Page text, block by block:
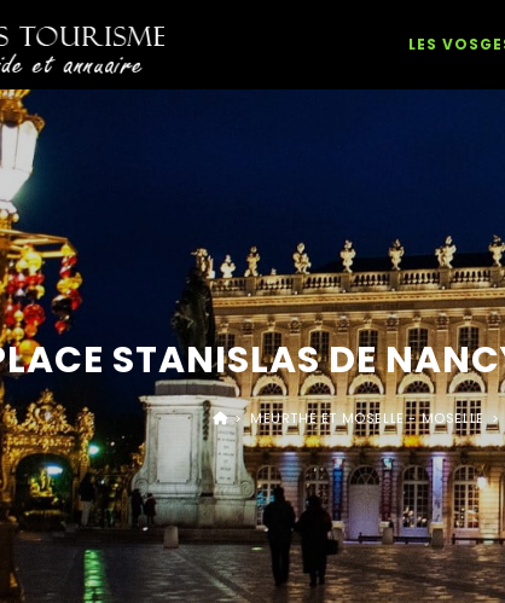
LES
STANISLAS DE
> MEURTHE ET MOSELLE - MOSELLE >